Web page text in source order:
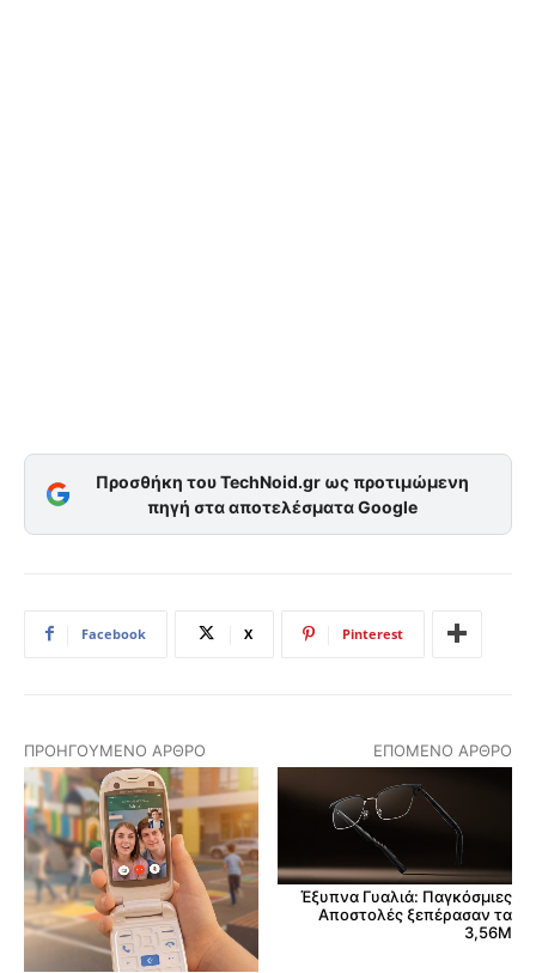
Προσθήκη του TechNoid.gr ως προτιμώμενη
πηγή στα αποτελέσματα Google
Facebook X Pinterest
ΠΡΟΗΓΟΎΜΕΝΟ ΆΡΘΡΟ ΕΠΌΜΕΝΟ ΆΡΘΡΟ
Έξυπνα Γυαλιά: Παγκόσμιες
Αποστολές ξεπέρασαν τα
3,56M